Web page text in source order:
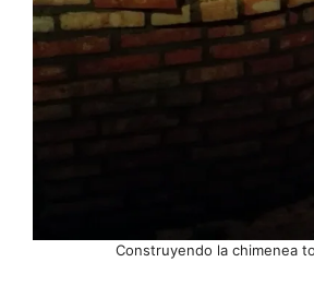
Construyendo la chimenea